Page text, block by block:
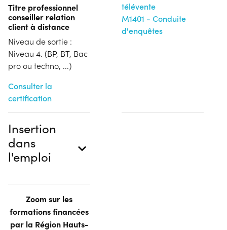
Titre professionnel
conseiller relation
client à distance
Niveau de sortie :
Niveau 4. (BP, BT, Bac
pro ou techno, ...)
Consulter la
certification
télévente
M1401 - Conduite
d'enquêtes
Insertion
dans
l'emploi
Zoom sur les
formations financées
par la Région Hauts-